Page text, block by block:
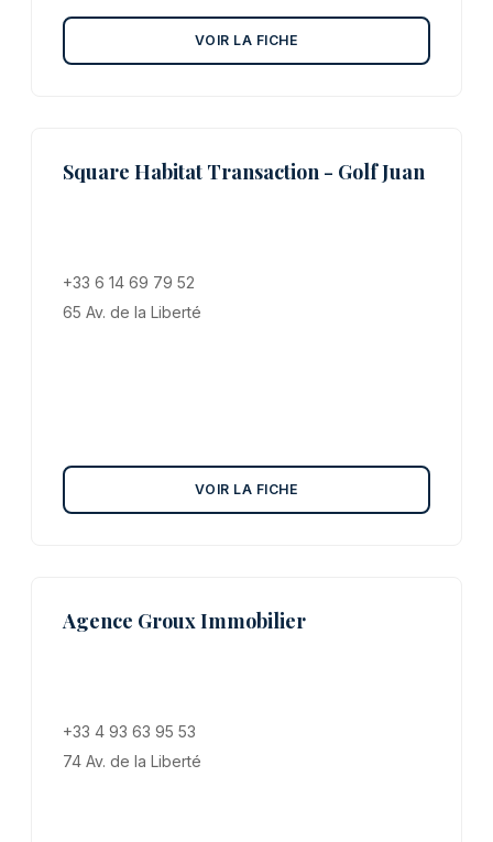
VOIR LA FICHE
Square Habitat Transaction - Golf Juan
+33 6 14 69 79 52
65 Av. de la Liberté
VOIR LA FICHE
Agence Groux Immobilier
+33 4 93 63 95 53
74 Av. de la Liberté